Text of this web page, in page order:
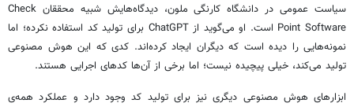
سیاست عمومی در دانشگاه کارنگی ملون، دیدگاه‌هایش شبیه محققان Check
Point Software است. او می‌گوید از ChatGPT برای تولید کد استفاده نکرده؛ اما
نمونه‌هایی را دیده است که دیگران ایجاد کرده‌اند. کدی که این هوش مصنوعی
تولید می‌کند، خیلی پیچیده نیست؛ اما برخی از آن‌ها کدهای اجرایی هستند.
ابزارهای هوش مصنوعی دیگری نیز برای تولید کد وجود دارد و عملکرد همه‌ی